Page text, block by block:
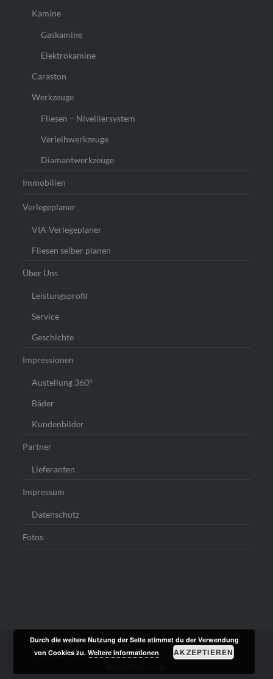
Kamine
Gaskamine
Elektrokamine
Caraston
Werkzeuge
Fliesen – Nivelliersystem
Verleihwerkzeuge
Diamantwerkzeuge
Immobilien
Verlegeplaner
VIA-Verlegeplaner
Fliesen selber planen
Über Uns
Leistungsprofil
Service
Geschichte
Impressionen
Austellung 360°
Bäder
Kundenbilder
Partner
Lieferanten
Impressum
Datenschutz
Fotos
Stolz präsentiert von WordPress
Theme: Dyad von
Durch die weitere Nutzung der Seite stimmst du der Verwendung
von Cookies zu.Weitere Informationen AKZEPTIEREN